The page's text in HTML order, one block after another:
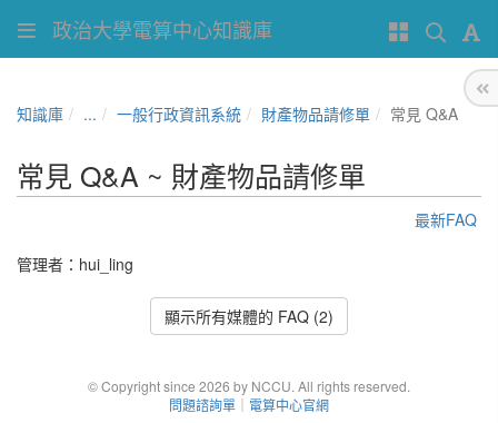
政治大學電算中心知識庫
知識庫 ... 一般行政資訊系統 財產物品請修單 常見 Q&A
常見 Q&A ~ 財產物品請修單
最新FAQ
管理者： hui_ling
顯示所有媒體的 FAQ (2)
© Copyright since 2026 by NCCU. All rights reserved.
問題諮詢單 ｜ 電算中心官網